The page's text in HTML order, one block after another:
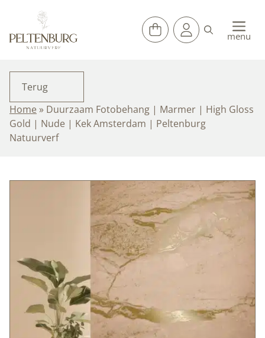
de
inhoud
menu
Terug
Home » Duurzaam Fotobehang | Marmer | High Gloss
Gold | Nude | Kek Amsterdam | Peltenburg
Natuurverf